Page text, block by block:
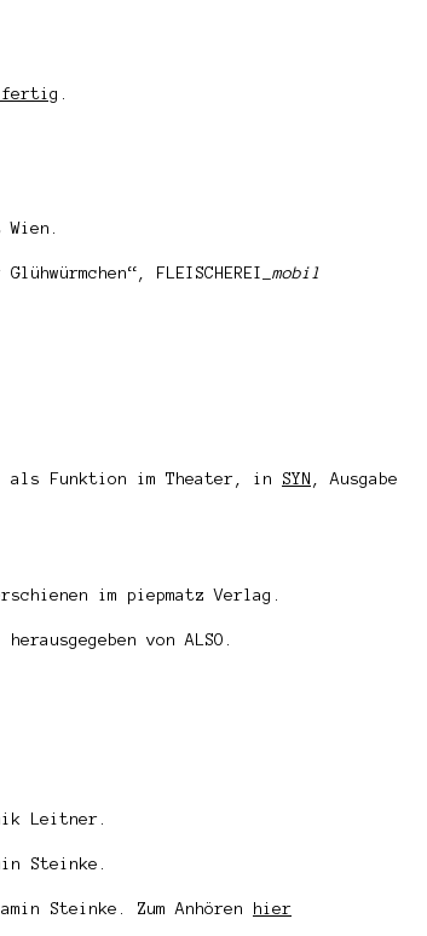
.
FLEISCHEREI_ mobil
als Funktion im Theater, in SYN , Ausgabe
im piepmatz Verlag.
herausgegeben von ALSO.
Leitner.
Steinke.
Steinke. Zum Anhören hier